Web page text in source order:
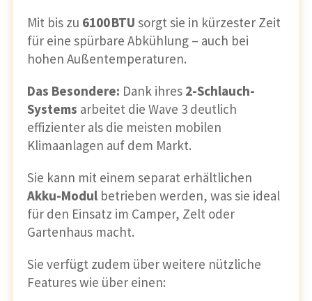
Mit bis zu 6100 BTU sorgt sie in kürzester Zeit
für eine spürbare Abkühlung – auch bei
hohen Außentemperaturen.
Das Besondere: Dank ihres 2-Schlauch-
Systems arbeitet die Wave 3 deutlich
effizienter als die meisten mobilen
Klimaanlagen auf dem Markt.
Sie kann mit einem separat erhältlichen
Akku-Modul betrieben werden, was sie ideal
für den Einsatz im Camper, Zelt oder
Gartenhaus macht.
Sie verfügt zudem über weitere nützliche
Features wie über einen: